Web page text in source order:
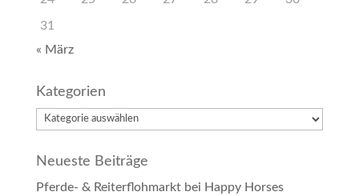
31
« März
Kategorien
Kategorien
Neueste Beiträge
Pferde- & Reiterflohmarkt bei Happy Horses